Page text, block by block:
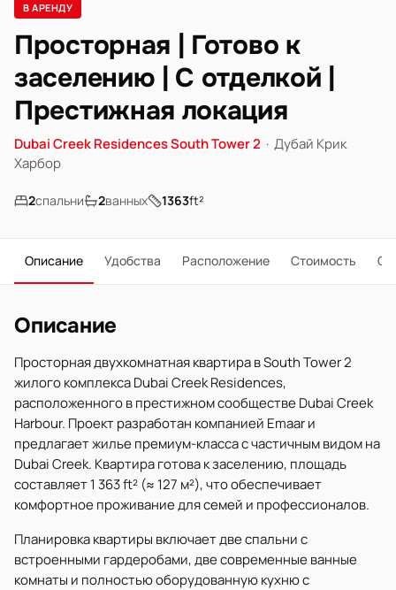
В АРЕНДУ
Просторная | Готово к
заселению | С отделкой |
Престижная локация
Dubai Creek Residences South Tower 2 · Дубай Крик
Харбор
2спальни 2ванных 1363ft²
Описание Удобства Расположение Стоимость О
Описание
Просторная двухкомнатная квартира в South Tower 2
жилого комплекса Dubai Creek Residences,
расположенного в престижном сообществе Dubai Creek
Harbour. Проект разработан компанией Emaar и
предлагает жилье премиум-класса с частичным видом на
Dubai Creek. Квартира готова к заселению, площадь
составляет 1 363 ft² (≈ 127 м²), что обеспечивает
комфортное проживание для семей и профессионалов.
Планировка квартиры включает две спальни с
встроенными гардеробами, две современные ванные
комнаты и полностью оборудованную кухню с